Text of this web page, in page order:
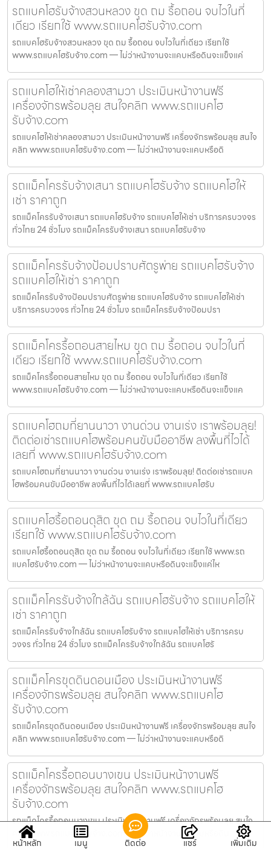
รถแบคโฮรับจ้างสวนหลวง ขุด ถม รื้อถอน จบไวในที่
เดียว เรียกใช้ www.รถแบคโฮรับจ้าง.com
รถแบคโฮรับจ้างสวนหลวง ขุด ถม รื้อถอน จบไวในที่เดียว เรียกใช้
www.รถแบคโฮรับจ้าง.com — ไม่ว่าหน้างานจะแคบหรือดินจะแข็งแค่
รถแบคโฮให้เช่าคลองสามวา ประเมินหน้างานฟรี
เครื่องจักรพร้อมลุย สนใจคลิก www.รถแบคโฮ
รับจ้าง.com
รถแบคโฮให้เช่าคลองสามวา ประเมินหน้างานฟรี เครื่องจักรพร้อมลุย สนใจ
คลิก www.รถแบคโฮรับจ้าง.com — ไม่ว่าหน้างานจะแคบหรือดิ
รถแม็คโครรับจ้างเสนา รถแบคโฮรับจ้าง รถแบคโฮให้
เช่า ราคาถูก
รถแม็คโครรับจ้างเสนา รถแบคโฮรับจ้าง รถแบคโฮให้เช่า บริการครบวงจร
ทั่วไทย 24 ชั่วโมง รถแม็คโครรับจ้างเสนา รถแบคโฮรับจ้าง
รถแม็คโครรับจ้างป้อมปราบศัตรูพ่าย รถแบคโฮรับจ้าง
รถแบคโฮให้เช่า ราคาถูก
รถแม็คโครรับจ้างป้อมปราบศัตรูพ่าย รถแบคโฮรับจ้าง รถแบคโฮให้เช่า
บริการครบวงจร ทั่วไทย 24 ชั่วโมง รถแม็คโครรับจ้างป้อมปรา
รถแม็คโครรื้อถอนสายไหม ขุด ถม รื้อถอน จบไวในที่
เดียว เรียกใช้ www.รถแบคโฮรับจ้าง.com
รถแม็คโครรื้อถอนสายไหม ขุด ถม รื้อถอน จบไวในที่เดียว เรียกใช้
www.รถแบคโฮรับจ้าง.com — ไม่ว่าหน้างานจะแคบหรือดินจะแข็งแค
รถแบคโฮถมที่ยานนาวา งานด่วน งานเร่ง เราพร้อมลุย!
ติดต่อเช่ารถแบคโฮพร้อมคนขับมืออาชีพ ลงพื้นที่ไวได้
เลยที่ www.รถแบคโฮรับจ้าง.com
รถแบคโฮถมที่ยานนาวา งานด่วน งานเร่ง เราพร้อมลุย! ติดต่อเช่ารถแบค
โฮพร้อมคนขับมืออาชีพ ลงพื้นที่ไวได้เลยที่ www.รถแบคโฮรับ
รถแบคโฮรื้อถอนดุสิต ขุด ถม รื้อถอน จบไวในที่เดียว
เรียกใช้ www.รถแบคโฮรับจ้าง.com
รถแบคโฮรื้อถอนดุสิต ขุด ถม รื้อถอน จบไวในที่เดียว เรียกใช้ www.รถ
แบคโฮรับจ้าง.com — ไม่ว่าหน้างานจะแคบหรือดินจะแข็งแค่ไห
รถแม็คโครรับจ้างใกล้ฉัน รถแบคโฮรับจ้าง รถแบคโฮให้
เช่า ราคาถูก
รถแม็คโครรับจ้างใกล้ฉัน รถแบคโฮรับจ้าง รถแบคโฮให้เช่า บริการครบ
วงจร ทั่วไทย 24 ชั่วโมง รถแม็คโครรับจ้างใกล้ฉัน รถแบคโฮรั
รถแม็คโครขุดดินดอนเมือง ประเมินหน้างานฟรี
เครื่องจักรพร้อมลุย สนใจคลิก www.รถแบคโฮ
รับจ้าง.com
รถแม็คโครขุดดินดอนเมือง ประเมินหน้างานฟรี เครื่องจักรพร้อมลุย สนใจ
คลิก www.รถแบคโฮรับจ้าง.com — ไม่ว่าหน้างานจะแคบหรือดิ
รถแม็คโครรื้อถอนบางเขน ประเมินหน้างานฟรี
เครื่องจักรพร้อมลุย สนใจคลิก www.รถแบคโฮ
รับจ้าง.com
รถแม็คโครรื้อถอนบางเขน ประเมินหน้างานฟรี เครื่องจักรพร้อมลุย สนใจ
คลิก www.รถแบคโฮรับจ้าง.com — ไม่ว่าหน้างานจะแคบหรือดิน
หน้าหลัก เมนู ติดต่อ แชร์ เพิ่มเติม